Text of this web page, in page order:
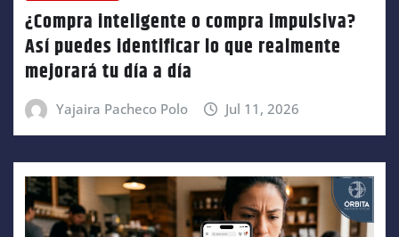
¿Compra inteligente o compra impulsiva?
Así puedes identificar lo que realmente
mejorará tu día a día
Yajaira Pacheco Polo Jul 11, 2026